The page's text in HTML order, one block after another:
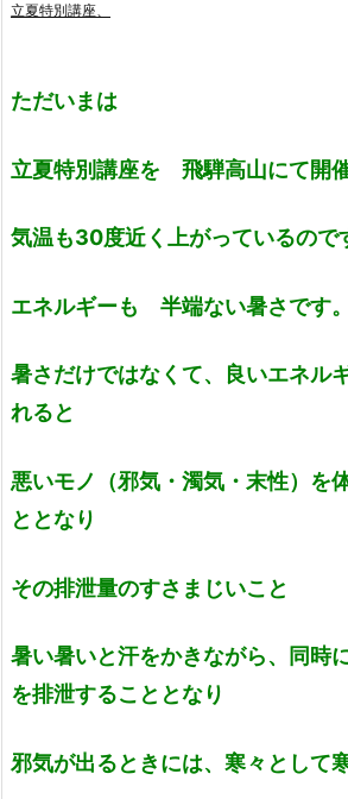
立夏特別講座、
ただいまは
立夏特別講座を 飛騨高山にて開催
気温も30度近く上がっているので
エネルギーも 半端ない暑さです。
暑さだけではなくて、良いエネル
れると
悪いモノ（邪気・濁気・末性）を
ととなり
その排泄量のすさまじいこと
暑い暑いと汗をかきながら、同時
を排泄することとなり
邪気が出るときには、寒々として